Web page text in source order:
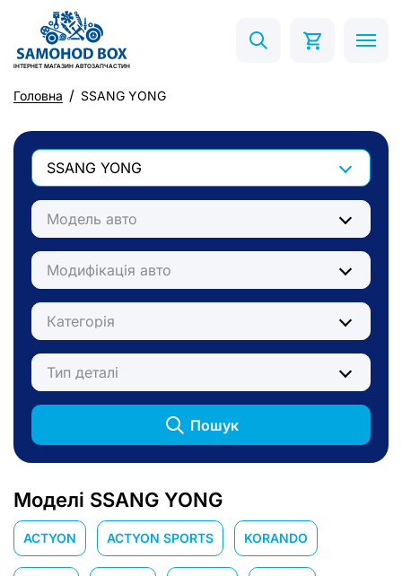
ІНТЕРНЕТ МАГАЗИН АВТОЗАПЧАСТИН
Головна SSANG YONG
SSANG YONG
Модель авто
Модифікація авто
Категорія
Тип деталі
Пошук
Моделі SSANG YONG
ACTYON ACTYON SPORTS KORANDO